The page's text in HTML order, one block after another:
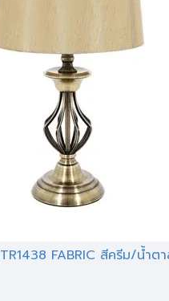
FABRIC สีครีม/น้ำต